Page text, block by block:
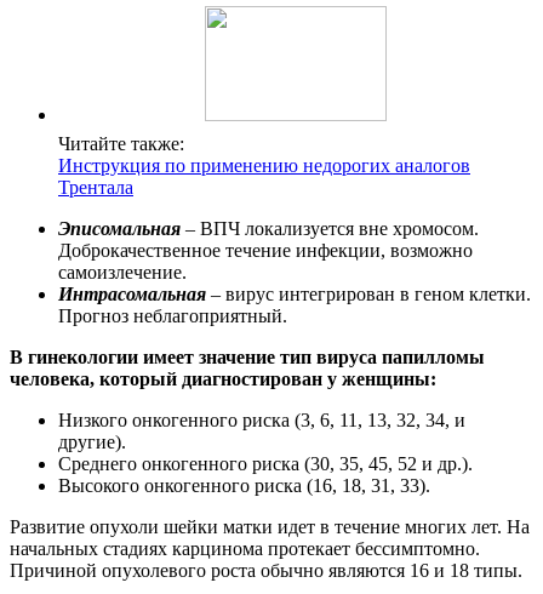
Читайте также:
Инструкция по применению недорогих аналогов
Трентала
Эписомальная – ВПЧ локализуется вне хромосом.
Доброкачественное течение инфекции, возможно
самоизлечение.
Интрасомальная – вирус интегрирован в геном клетки.
Прогноз неблагоприятный.
В гинекологии имеет значение тип вируса папилломы
человека, который диагностирован у женщины:
Низкого онкогенного риска (3, 6, 11, 13, 32, 34, и
другие).
Среднего онкогенного риска (30, 35, 45, 52 и др.).
Высокого онкогенного риска (16, 18, 31, 33).
Развитие опухоли шейки матки идет в течение многих лет. На
начальных стадиях карцинома протекает бессимптомно.
Причиной опухолевого роста обычно являются 16 и 18 типы.